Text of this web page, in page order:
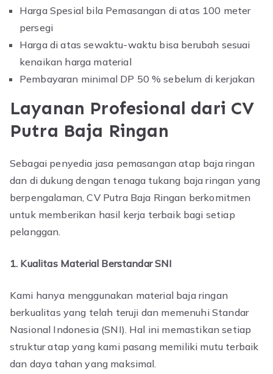
Harga Spesial bila Pemasangan di atas 100 meter
persegi
Harga di atas sewaktu-waktu bisa berubah sesuai
kenaikan harga material
Pembayaran minimal DP 50 % sebelum di kerjakan
Layanan Profesional dari CV
Putra Baja Ringan
Sebagai penyedia jasa pemasangan atap baja ringan
dan di dukung dengan tenaga tukang baja ringan yang
berpengalaman, CV Putra Baja Ringan berkomitmen
untuk memberikan hasil kerja terbaik bagi setiap
pelanggan.
1. Kualitas Material Berstandar SNI
Kami hanya menggunakan material baja ringan
berkualitas yang telah teruji dan memenuhi Standar
Nasional Indonesia (SNI). Hal ini memastikan setiap
struktur atap yang kami pasang memiliki mutu terbaik
dan daya tahan yang maksimal.